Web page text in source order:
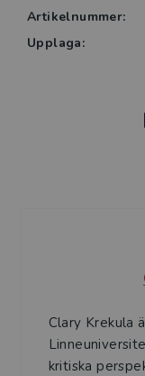
Artikelnummer:
Upplaga:
Clary Krekula
kritiska